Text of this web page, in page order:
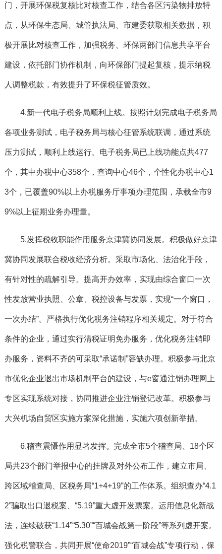
门，开展环保税复核比对核查工作，结合各区污染物排放特
点，从环保生态局、城管执法局、市建委获取相关数据，积
极开展比对核查工作，加强税务、环保两部门信息共享平台
建设，依托部门协作机制，向环保部门提起复核，提示纳税
人调整税款，有效提升了环保税征管质效。
4.新一代电子税务局顺利上线。 按照计划完成电子税务局
各项业务测试，电子税务局与核心征管系统联调，通过系统
压力测试，顺利上线运行。电子税务局已上线功能点共477
个，其中办税中心358个，查询中心46个，个性化办税中心1
3个，已覆盖90%以上办税服务厅事项办理范围，承载全市9
9%以上征期业务办理量。
5.发挥税收职能作用服务京津冀协同发展。 积极做好京津
冀协同发展联合税收经济分析。采取市场化、法治化手段，
有针对性的疏解引导。提高开办效率，实现由综合窗口一次
性发放营业执照、公章、税控设备与发票，实现“一个窗口，
一次办结”。严格执行优化税务注销程序相关规定。对于符合
条件的企业，通过实行清税证明免办服务，优化税务注销即
办服务，资料不齐的可采取“承诺制”容缺办理。积极参与北京
市优化企业退出市场机制平台的建设，与e窗通注销办理网上
专区实现系统对接，协同推进企业注销登记改革。积极参与
大兴机场自贸区实施方案深化措施，实施六项创新举措。
6.稽查震慑作用显著发挥。 完成全市5个稽查局、18个区
局共23个部门举报中心的挂牌及对外公布工作，建立市局、
跨区域稽查局、区税务局“1+4+19”的工作体系。组织查办“4.1
2”骗取出口退税案、“5.19”重大虚开发票案。运用信息化新战
法，连续破获“1.14”“5.30”“百城会战第一阶段”等系列虚开案。
强化税警联合，共同开展“使命2019”“百城会战”专项行动，保